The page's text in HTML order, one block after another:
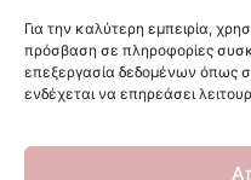
Για την καλύτερη εμπειρία,
πρόσβαση σε πληροφορίες
επεξεργασία δεδομένων όπως
ενδέχεται να επηρεάσει
Ακολουθήστε